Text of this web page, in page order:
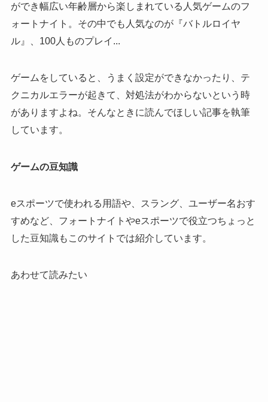
ができ幅広い年齢層から楽しまれている人気ゲームのフ
ォートナイト。その中でも人気なのが『バトルロイヤ
ル』、100人ものプレイ...
ゲームをしていると、うまく設定ができなかったり、テ
クニカルエラーが起きて、対処法がわからないという時
がありますよね。そんなときに読んでほしい記事を執筆
しています。
ゲームの豆知識
eスポーツで使われる用語や、スラング、ユーザー名おす
すめなど、フォートナイトやeスポーツで役立つちょっと
した豆知識もこのサイトでは紹介しています。
あわせて読みたい